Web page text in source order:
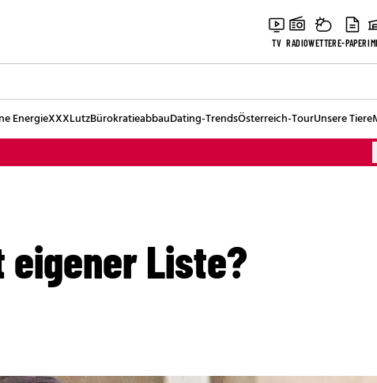
TV RADIOWETTERE-PAPER
EnergieXXXLutzBürokratieabbauDating-TrendsÖsterreich-TourUnsere Tiere
eigener Liste?